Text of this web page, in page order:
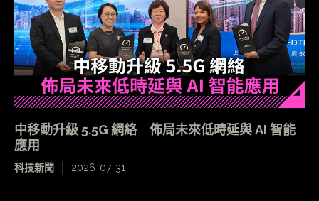
中移動升級 5.5G 網絡 佈局未來低時延與 AI 智能
應用
科技新聞 2026-07-31